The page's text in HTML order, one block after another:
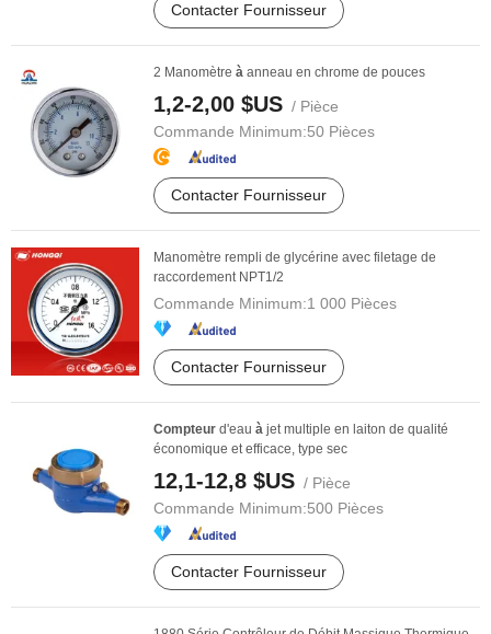
Contacter Fournisseur
2 Manomètre à anneau en chrome de pouces
1,2-2,00 $US / Pièce
Commande Minimum:50 Pièces
Contacter Fournisseur
Manomètre rempli de glycérine avec filetage de
raccordement NPT1/2
Commande Minimum:1 000 Pièces
Contacter Fournisseur
Compteur d'eau à jet multiple en laiton de qualité
économique et efficace, type sec
12,1-12,8 $US / Pièce
Commande Minimum:500 Pièces
Contacter Fournisseur